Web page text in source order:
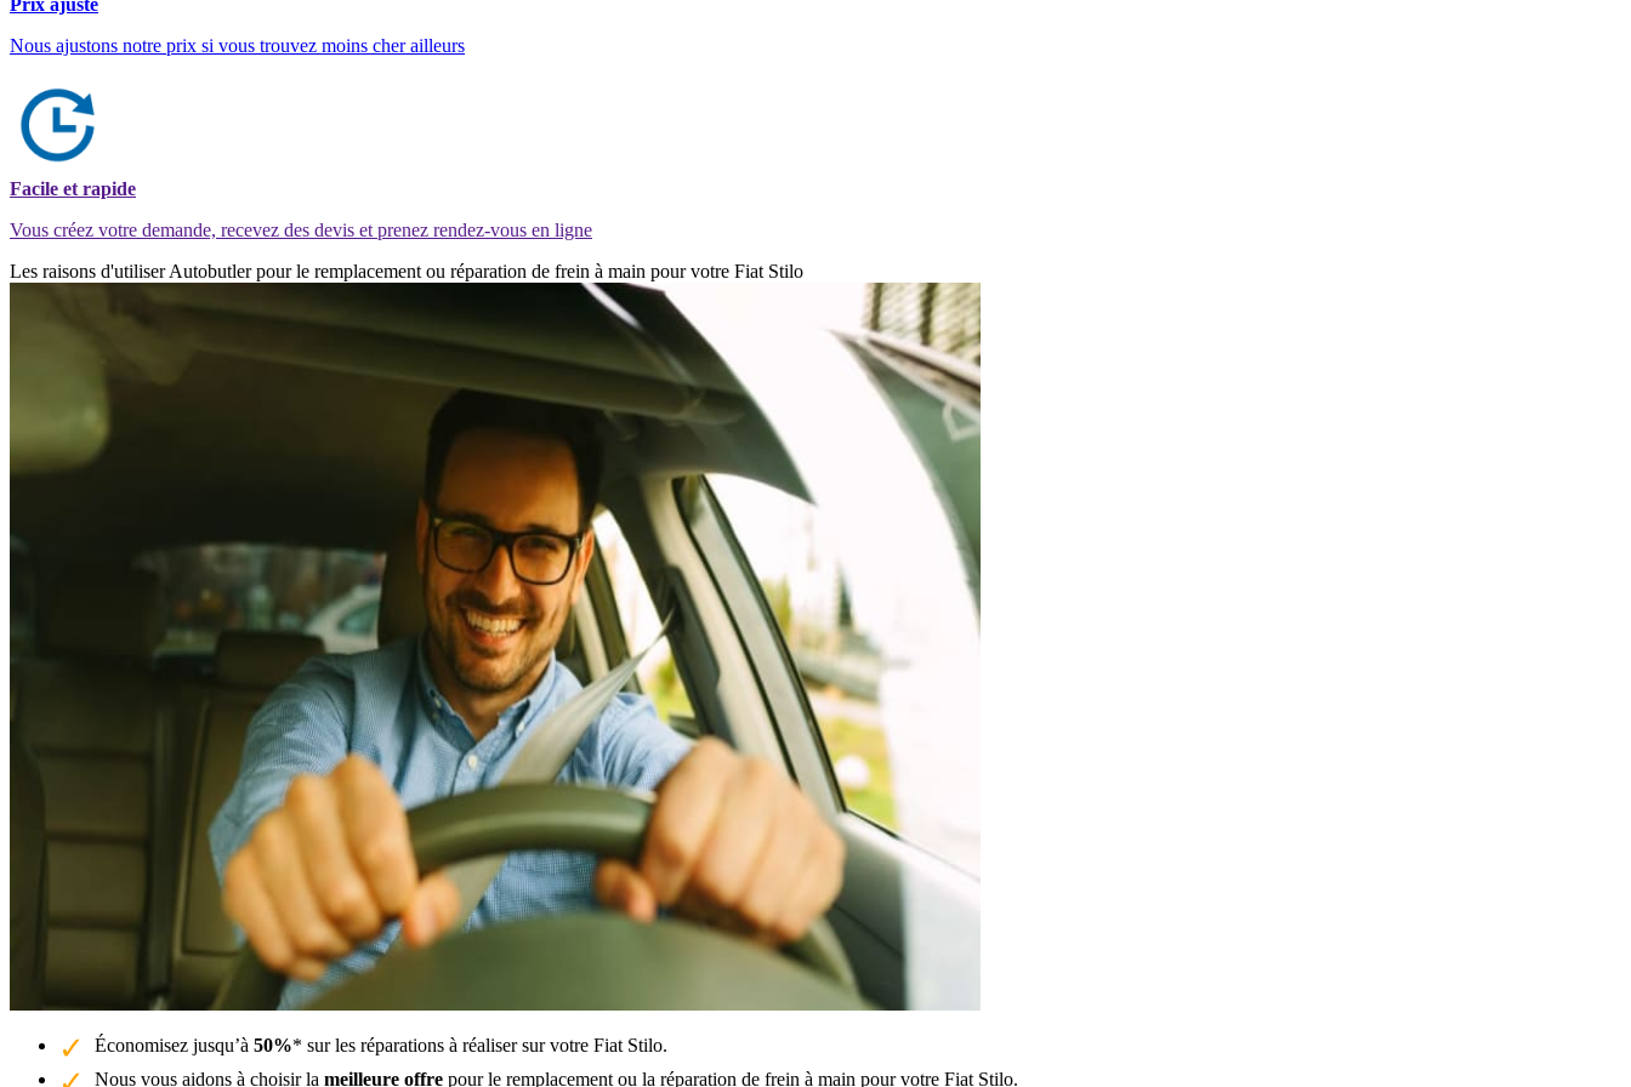
Nous ajustons notre prix si vous trouvez moins cher ailleurs
Facile et rapide
Vous créez votre demande, recevez des devis et prenez rendez-vous en ligne
Les raisons d'utiliser Autobutler pour le remplacement ou réparation de frein à main pour votre Fiat Stilo
Économisez jusqu’à 50%* sur les réparations à réaliser sur votre Fiat Stilo.
Nous vous aidons à choisir la meilleure offre pour le remplacement ou la réparation de frein à main pour votre Fiat Stilo.